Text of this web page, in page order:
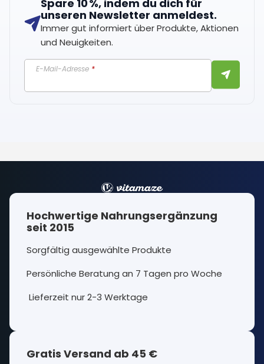
Spare 10 %, indem du dich für
unseren Newsletter anmeldest.
Immer gut informiert über Produkte, Aktionen
und Neuigkeiten.
E-Mail-Adresse *
Hochwertige Nahrungsergänzung
seit 2015
Sorgfältig ausgewählte Produkte
Persönliche Beratung an 7 Tagen pro Woche
Lieferzeit nur 2-3 Werktage
Gratis Versand ab 45 €